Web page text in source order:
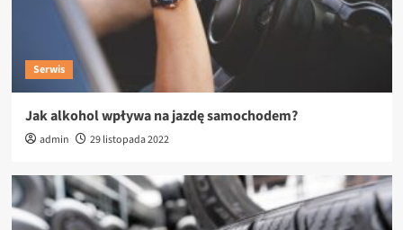
Serwis
Jak alkohol wpływa na jazdę samochodem?
admin 29 listopada 2022